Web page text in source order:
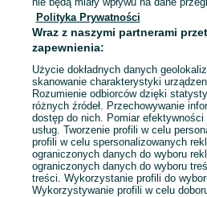
Mapa miejscowości
Mapa ministron
Popularne wyszukiwania
Polityka Prywatności
Wraz z naszymi partnerami
zapewnienia:
Użycie dokładnych danych
skanowanie charakterystyki
Rozumienie odbiorców dzięki
różnych źródeł. Przechowywanie
dostęp do nich. Pomiar
usług. Tworzenie profili w celu
profili w celu spersonalizowanych
ograniczonych danych do wyboru
ograniczonych danych do wyboru
treści. Wykorzystanie profili do
Wykorzystywanie profili w celu